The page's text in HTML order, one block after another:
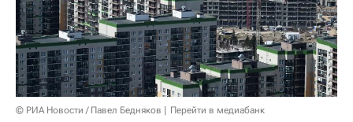
© РИА Новости / Павел Бедняков Перейти в медиабанк